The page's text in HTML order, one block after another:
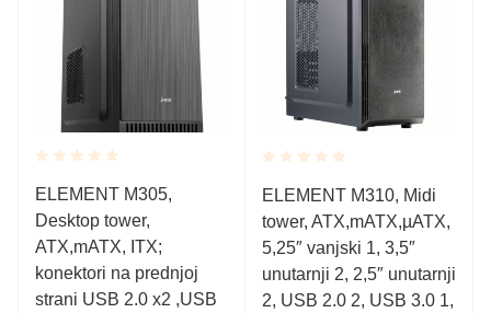
Rated
0.001
out
of
5
ELEMENT M305,
Desktop tower,
ATX,mATX, ITX;
konektori na prednjoj
strani USB 2.0 x2 ,USB
Rated
0.001
out
of
5
ELEMENT M310, Midi
tower, ATX,mATX,µATX,
5,25″ vanjski 1, 3,5″
unutarnji 2, 2,5″ unutarnji
2, USB 2.0 2, USB 3.0 1,